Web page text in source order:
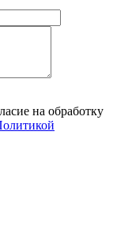
на обработку